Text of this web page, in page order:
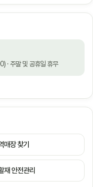
· 주말 및 공휴일 휴무
매장 찾기
재 안전관리